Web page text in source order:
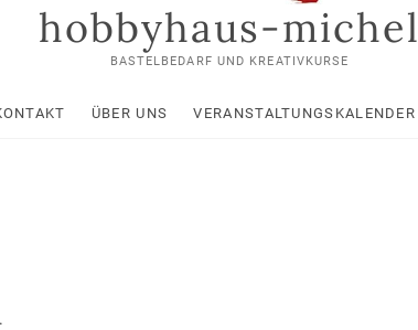
hobbyhaus-michel
BASTELBEDARF UND KREATIVKURSE
ÜBER UNS VERANSTALTUNGSKALENDER